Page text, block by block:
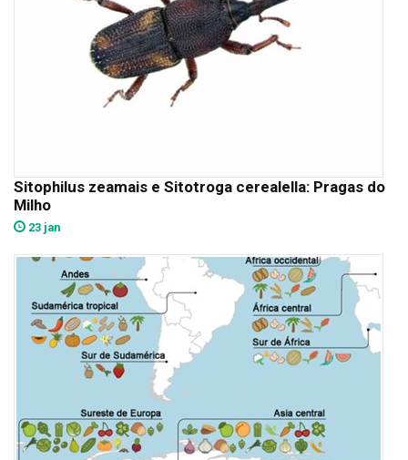
Sitophilus zeamais e Sitotroga cerealella: Pragas do
Milho
23 jan